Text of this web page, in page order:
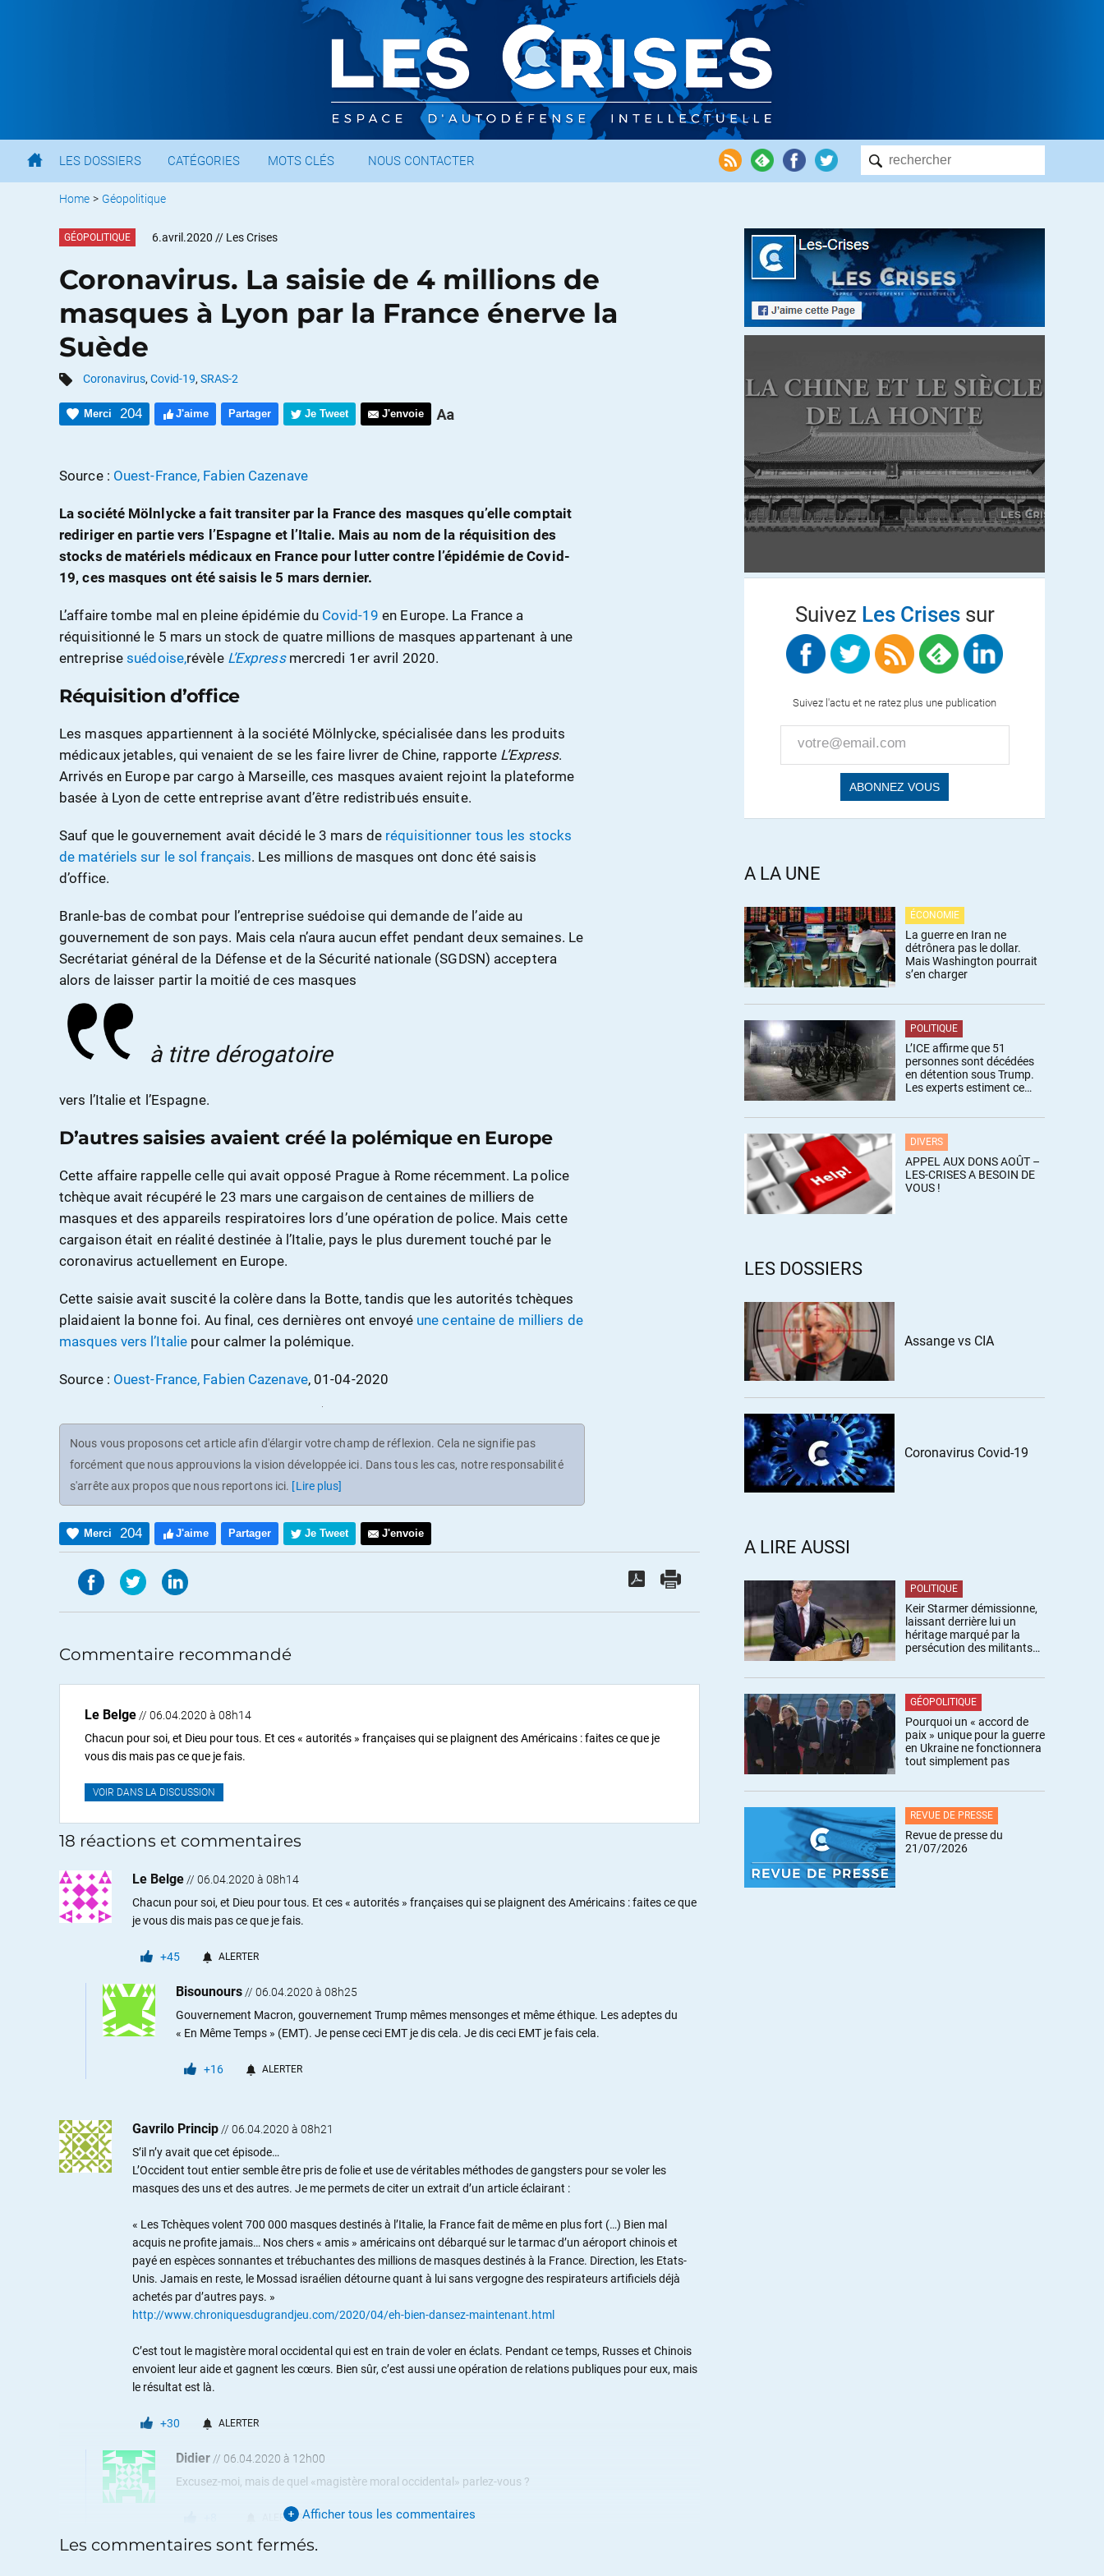
LES DOSSIERS CATÉGORIES MOTS CLÉS NOUS CONTACTER
Home > Géopolitique
GÉOPOLITIQUE 6.avril.2020 // Les Crises
Coronavirus. La saisie de 4 millions de
masques à Lyon par la France énerve la
Suède
Coronavirus, Covid-19, SRAS-2
Merci 204 J'aime Partager Je Tweet J'envoie
Source : Ouest-France, Fabien Cazenave
La société Mölnlycke a fait transiter par la France des masques qu’elle comptait
rediriger en partie vers l’Espagne et l’Italie. Mais au nom de la réquisition des
stocks de matériels médicaux en France pour lutter contre l’épidémie de Covid-
19, ces masques ont été saisis le 5 mars dernier.
L’affaire tombe mal en pleine épidémie du Covid-19 en Europe. La France a
réquisitionné le 5 mars un stock de quatre millions de masques appartenant à une
entreprisesuédoise,révèle L’Express mercredi 1er avril 2020.
Réquisition d’office
Les masques appartiennent à la société Mölnlycke, spécialisée dans les produits
médicaux jetables, qui venaient de se les faire livrer de Chine, rapporte L’Express.
Arrivés en Europe par cargo à Marseille, ces masques avaient rejoint la plateforme
basée à Lyon de cette entreprise avant d’être redistribués ensuite.
Sauf que le gouvernement avait décidé le 3 mars de réquisitionner tous les stocks
de matériels sur le sol français. Les millions de masques ont donc été saisis
d’office.
Branle-bas de combat pour l’entreprise suédoise qui demande de l’aide au
gouvernement de son pays. Mais cela n’aura aucun effet pendant deux semaines. Le
Secrétariat général de la Défense et de la Sécurité nationale (SGDSN) acceptera
alors de laisser partir la moitié de ces masques
à titre dérogatoire
vers l’Italie et l’Espagne.
D’autres saisies avaient créé la polémique en Europe
Cette affaire rappelle celle qui avait opposé Prague à Rome récemment. La police
tchèque avait récupéré le 23 mars une cargaison de centaines de milliers de
masques et des appareils respiratoires lors d’une opération de police. Mais cette
cargaison était en réalité destinée à l’Italie, pays le plus durement touché par le
coronavirus actuellement en Europe.
Cette saisie avait suscité la colère dans la Botte, tandis que les autorités tchèques
plaidaient la bonne foi. Au final, ces dernières ont envoyé une centaine de milliers de
masques vers l’Italie pour calmer la polémique.
Source : Ouest-France, Fabien Cazenave, 01-04-2020
Nous vous proposons cet article afin d'élargir votre champ de réflexion. Cela ne signifie pas
forcément que nous approuvions la vision développée ici. Dans tous les cas, notre responsabilité
s'arrête aux propos que nous reportons ici. [Lire plus]
Merci 204 J'aime Partager Je Tweet J'envoie
Commentaire recommandé
Le Belge // 06.04.2020 à 08h14
Chacun pour soi, et Dieu pour tous. Et ces « autorités » françaises qui se plaignent des Américains : faites ce que je
vous dis mais pas ce que je fais.
VOIR DANS LA DISCUSSION
18 réactions et commentaires
Le Belge // 06.04.2020 à 08h14
Chacun pour soi, et Dieu pour tous. Et ces « autorités » françaises qui se plaignent des Américains : faites ce que
je vous dis mais pas ce que je fais.
+45 ALERTER
Bisounours // 06.04.2020 à 08h25
Gouvernement Macron, gouvernement Trump mêmes mensonges et même éthique. Les adeptes du
« En Même Temps » (EMT). Je pense ceci EMT je dis cela. Je dis ceci EMT je fais cela.
+16 ALERTER
Gavrilo Princip // 06.04.2020 à 08h21
S’il n’y avait que cet épisode…
L’Occident tout entier semble être pris de folie et use de véritables méthodes de gangsters pour se voler les
masques des uns et des autres. Je me permets de citer un extrait d’un article éclairant :
« Les Tchèques volent 700 000 masques destinés à l’Italie, la France fait de même en plus fort (…) Bien mal
acquis ne profite jamais… Nos chers « amis » américains ont débarqué sur le tarmac d’un aéroport chinois et
payé en espèces sonnantes et trébuchantes des millions de masques destinés à la France. Direction, les Etats-
Unis. Jamais en reste, le Mossad israélien détourne quant à lui sans vergogne des respirateurs artificiels déjà
achetés par d’autres pays. »
http://www.chroniquesdugrandjeu.com/2020/04/eh-bien-dansez-maintenant.html
C’est tout le magistère moral occidental qui est en train de voler en éclats. Pendant ce temps, Russes et Chinois
envoient leur aide et gagnent les cœurs. Bien sûr, c’est aussi une opération de relations publiques pour eux, mais
le résultat est là.
+30 ALERTER
Didier // 06.04.2020 à 12h00
Excusez-moi, mais de quel «magistère moral occidental» parlez-vous ?
ALERTER Afficher tous les commentaires
Les commentaires sont fermés.
Suivez Les Crisessur
Suivez l'actu et ne ratez plus une publication
A LA UNE
ÉCONOMIE
La guerre en Iran ne
détrônera pas le dollar.
Mais Washington pourrait
s’en charger
POLITIQUE
L’ICE affirme que 51
personnes sont décédées
en détention sous Trump.
Les experts estiment ce
DIVERS
APPEL AUX DONS AOÛT –
LES-CRISES A BESOIN DE
VOUS !
LES DOSSIERS
Assange vs CIA
Coronavirus Covid-19
A LIRE AUSSI
POLITIQUE
Keir Starmer démissionne,
laissant derrière lui un
héritage marqué par la
persécution des militants
GÉOPOLITIQUE
Pourquoi un « accord de
paix » unique pour la guerre
en Ukraine ne fonctionnera
tout simplement pas
REVUE DE PRESSE
Revue de presse du
21/07/2026